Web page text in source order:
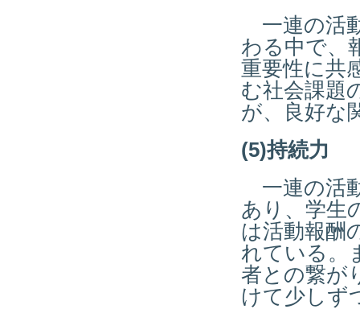
一連の活
わる中で、
重要性に共
む社会課題
が、良好な
(5)持続力
一連の活
あり、学生
は活動報酬
れている。
者との繋が
けて少しず